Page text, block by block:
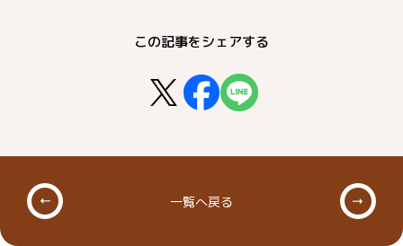
この記事をシェアする
一覧へ戻る